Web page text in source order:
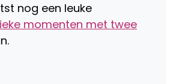
nog een leuke
momenten met twee